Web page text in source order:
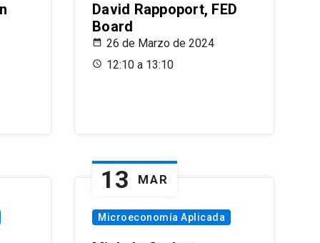
David Rappoport, FED
Board
26 de Marzo de 2024
12:10 a 13:10
13 MAR
Microeconomía Aplicada